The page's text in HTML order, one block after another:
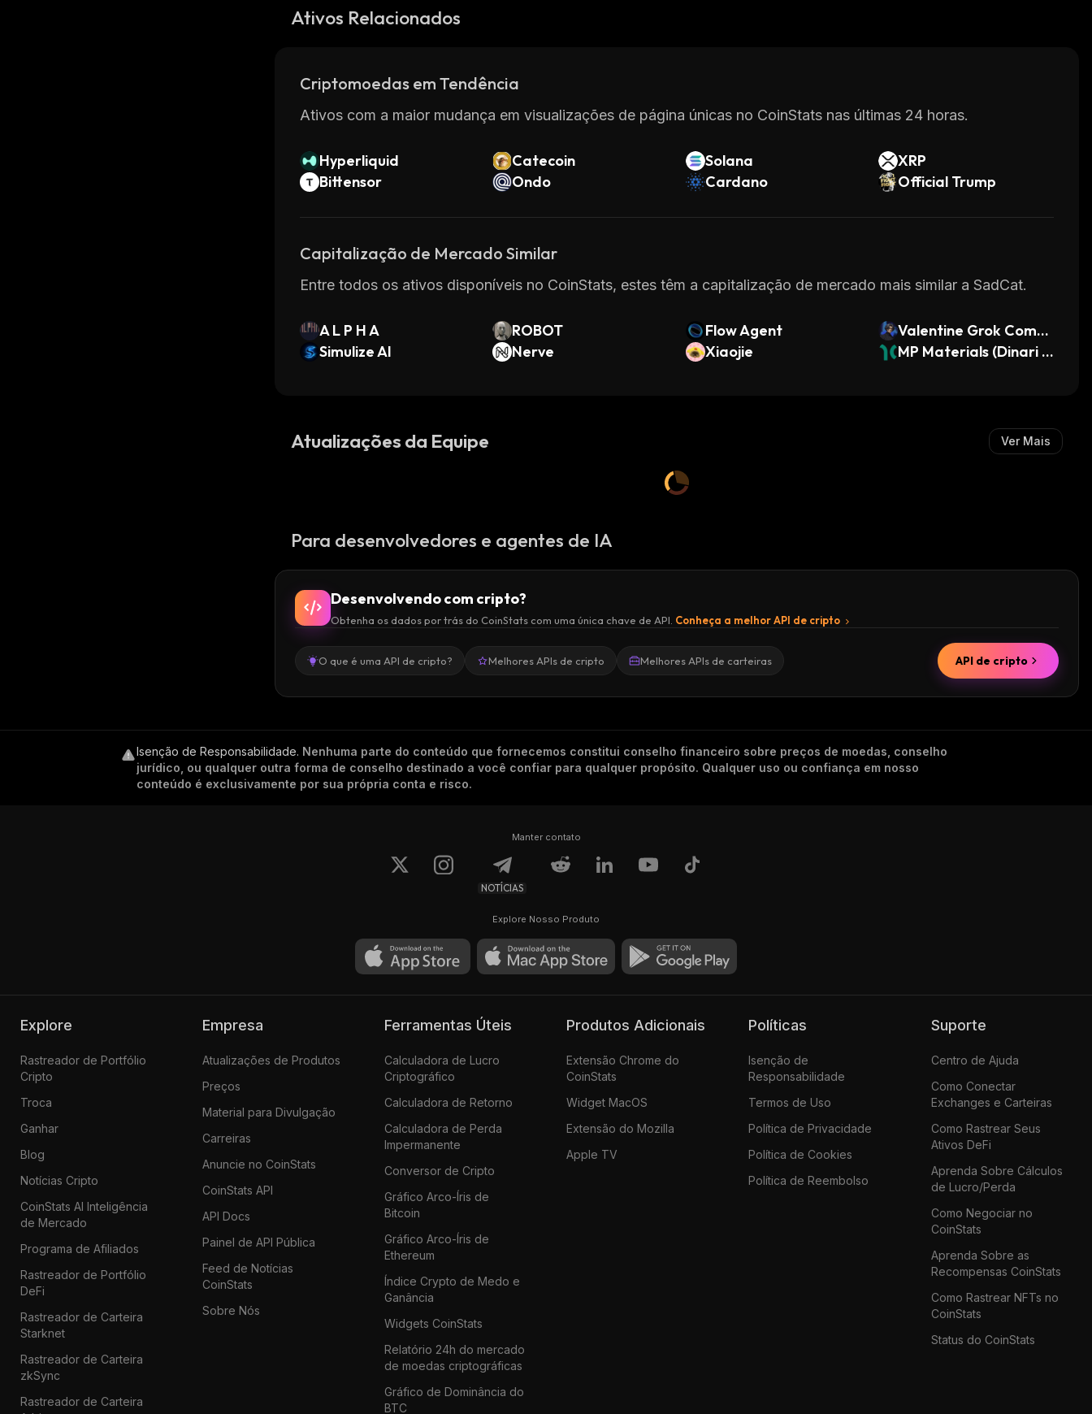
Ativos Relacionados
Criptomoedas em Tendência
Ativos com a maior mudança em visualizações de página únicas no CoinStats nas últimas 24 horas.
Hyperliquid Catecoin Solana
XRP
Bittensor
Ondo Cardano Official Trump
Capitalização de Mercado Similar
Entre todos os ativos disponíveis no CoinStats, estes têm a capitalização de mercado mais similar a SadCat.
A L P H A ROBOT Flow Agent
Valentine Grok Comp
anion
Simulize AI Nerve Xiaojie
MP Materials (Dinari T
Atualizações da Equipe Ver Mais
Para desenvolvedores e agentes de IA
Desenvolvendo com cripto?
Obtenha os dados por trás do CoinStats com uma única chave de API. Conheça a melhor API de cripto
O que é uma API de cripto? Melhores APIs de cripto Melhores APIs de carteiras API de cripto
Isenção de Responsabilidade. Nenhuma parte do conteúdo que fornecemos constitui conselho financeiro sobre preços de moedas, conselho
jurídico, ou qualquer outra forma de conselho destinado a você confiar para qualquer propósito. Qualquer uso ou confiança em nosso
conteúdo é exclusivamente por sua própria conta e risco.
Manter contato
NOTÍCIAS
Explore Nosso Produto
Explore
Rastreador de Portfólio
Cripto
Troca
Ganhar
Blog
Notícias Cripto
CoinStats AI Inteligência
de Mercado
Programa de Afiliados
Rastreador de Portfólio
DeFi
Rastreador de Carteira
Starknet
Rastreador de Carteira
zkSync
Rastreador de Carteira
Empresa
Atualizações de Produtos
Preços
Material para Divulgação
Carreiras
Anuncie no CoinStats
CoinStats API
API Docs
Painel de API Pública
Feed de Notícias
CoinStats
Sobre Nós
Ferramentas Úteis
Calculadora de Lucro
Criptográfico
Calculadora de Retorno
Calculadora de Perda
Impermanente
Conversor de Cripto
Gráfico Arco-Íris de
Bitcoin
Gráfico Arco-Íris de
Ethereum
Índice Crypto de Medo e
Ganância
Widgets CoinStats
Relatório 24h do mercado
de moedas criptográficas
Gráfico de Dominância do
BTC
Produtos Adicionais
Extensão Chrome do
CoinStats
Widget MacOS
Extensão do Mozilla
Apple TV
Políticas
Isenção de
Responsabilidade
Termos de Uso
Política de Privacidade
Política de Cookies
Política de Reembolso
Suporte
Centro de Ajuda
Como Conectar
Exchanges e Carteiras
Como Rastrear Seus
Ativos DeFi
Aprenda Sobre Cálculos
de Lucro/Perda
Como Negociar no
CoinStats
Aprenda Sobre as
Recompensas CoinStats
Como Rastrear NFTs no
CoinStats
Status do CoinStats